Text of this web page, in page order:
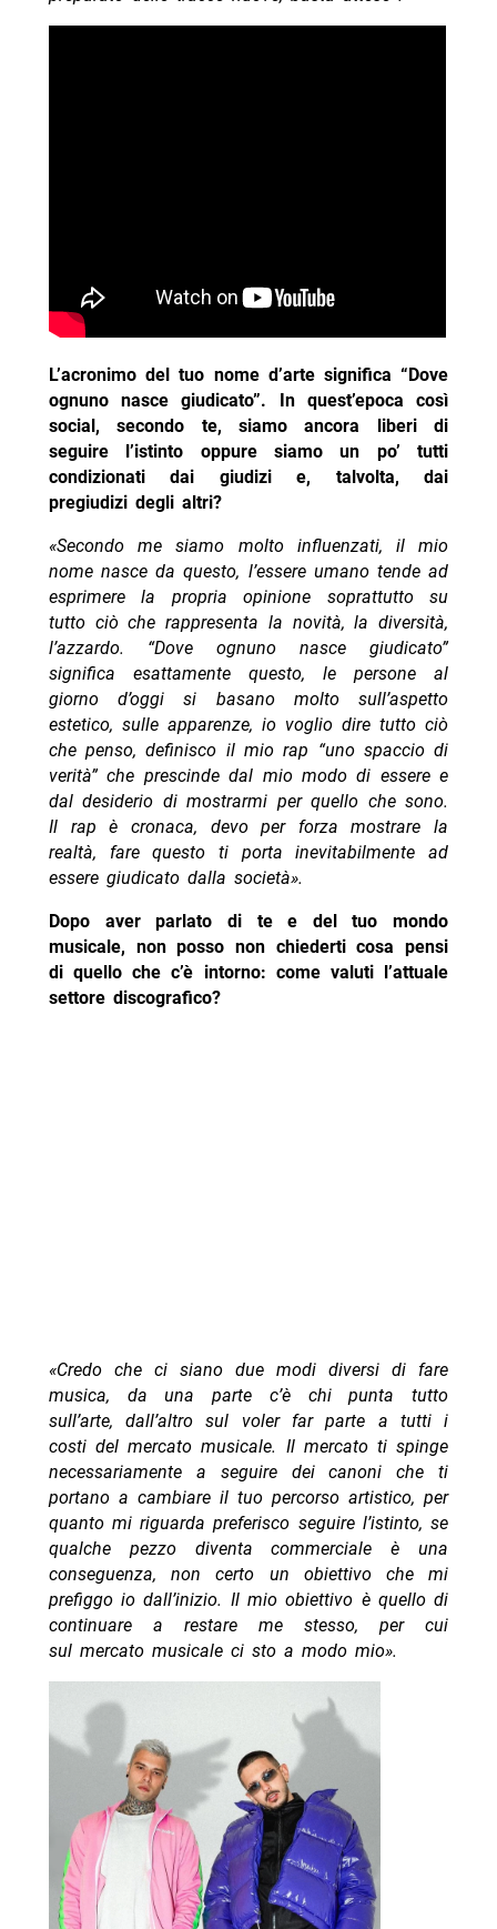
L’acronimo del tuo nome d’arte significa “Dove
ognuno nasce giudicato”. In quest’epoca così
social, secondo te, siamo ancora liberi di
seguire l’istinto oppure siamo un po’ tutti
condizionati dai giudizi e, talvolta, dai
pregiudizi degli altri?
«Secondo me siamo molto influenzati, il mio
nome nasce da questo, l’essere umano tende ad
esprimere la propria opinione soprattutto su
tutto ciò che rappresenta la novità, la diversità,
l’azzardo. “Dove ognuno nasce giudicato”
significa esattamente questo, le persone al
giorno d’oggi si basano molto sull’aspetto
estetico, sulle apparenze, io voglio dire tutto ciò
che penso, definisco il mio rap “uno spaccio di
verità” che prescinde dal mio modo di essere e
dal desiderio di mostrarmi per quello che sono.
Il rap è cronaca, devo per forza mostrare la
realtà, fare questo ti porta inevitabilmente ad
essere giudicato dalla società».
Dopo aver parlato di te e del tuo mondo
musicale, non posso non chiederti cosa pensi
di quello che c’è intorno: come valuti l’attuale
settore discografico?
«Credo che ci siano due modi diversi di fare
musica, da una parte c’è chi punta tutto
sull’arte, dall’altro sul voler far parte a tutti i
costi del mercato musicale. Il mercato ti spinge
necessariamente a seguire dei canoni che ti
portano a cambiare il tuo percorso artistico, per
quanto mi riguarda preferisco seguire l’istinto, se
qualche pezzo diventa commerciale è una
conseguenza, non certo un obiettivo che mi
prefiggo io dall’inizio. Il mio obiettivo è quello di
continuare a restare me stesso, per cui
sul mercato musicale ci sto a modo mio».